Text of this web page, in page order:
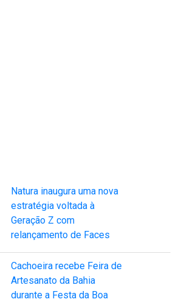
Natura inaugura uma nova
estratégia voltada à
Geração Z com
relançamento de Faces
Cachoeira recebe Feira de
Artesanato da Bahia
durante a Festa da Boa